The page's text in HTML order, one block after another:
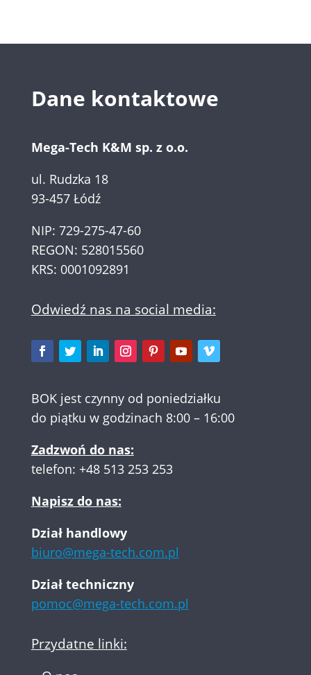
Dane kontaktowe
Mega-Tech K&M sp. z o.o.
ul. Rudzka 18
93-457 Łódź
NIP: 729-275-47-60
REGON: 528015560
KRS: 0001092891
Odwiedź nas na social media:
BOK jest czynny od poniedziałku
do piątku w godzinach 8:00 – 16:00
Zadzwoń do nas:
telefon: +48 513 253 253
Napisz do nas:
Dział handlowy
biuro@mega-tech.com.pl
Dział techniczny
pomoc@mega-tech.com.pl
Przydatne linki: